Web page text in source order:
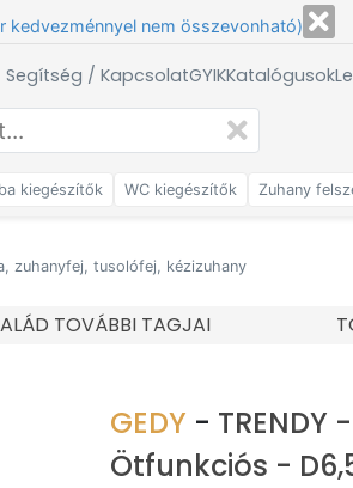
kedvezménnyel nem összevonható)
Segítség / KapcsolatGYIKKatalógusok
kiegészítők WC kiegészítők Zuhany
zuhanyfej, tusolófej, kézizuhany
TOVÁBBI TAGJAI
GEDY -
Ötfunkciós -